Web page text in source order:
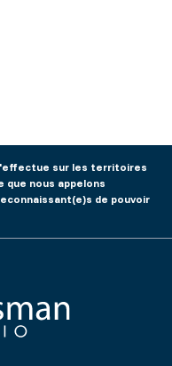
sur les territoires
nous appelons
de pouvoir
Ontario